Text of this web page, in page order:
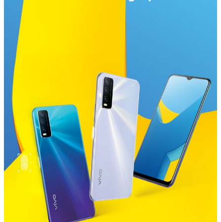
Việt Nam | Chọn quốc gia/khu vực